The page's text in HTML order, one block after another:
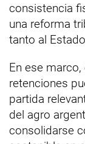
consistencia
una reforma
tanto al
En ese
retenciones
partida
del agro
consolidarse